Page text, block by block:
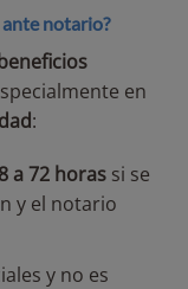
notario?
en
:
a 72 horassi se
y el notario
y no es